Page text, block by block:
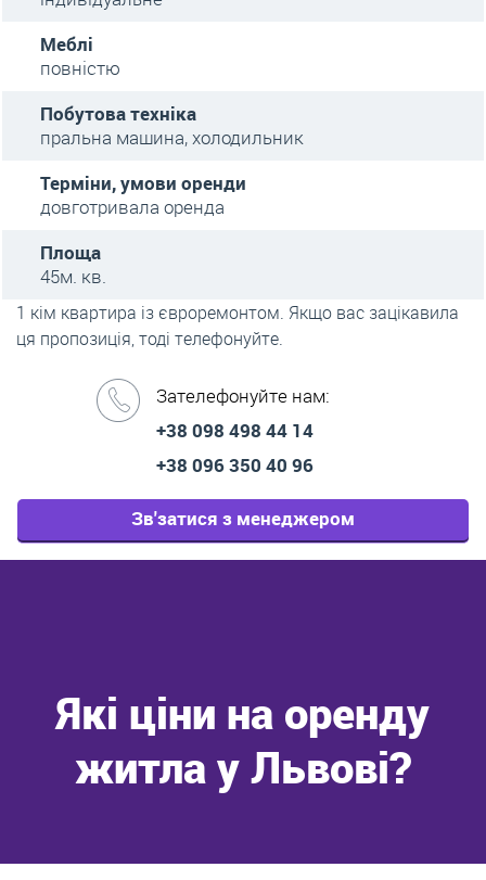
Меблі
повністю
Побутова техніка
пральна машина, холодильник
Терміни, умови оренди
довготривала оренда
Площа
45м. кв.
1 кім квартира із євроремонтом. Якщо вас зацікавила
ця пропозиція, тоді телефонуйте.
Зателефонуйте нам:
+38 098 498 44 14
+38 096 350 40 96
Зв'затися з менеджером
Які ціни на оренду
житла у Львові?